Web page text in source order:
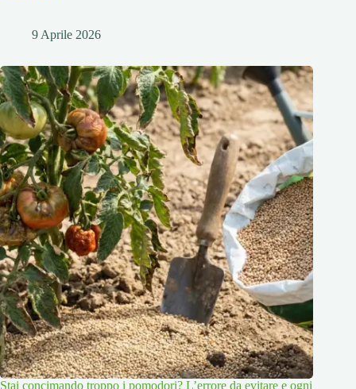
9 Aprile 2026
Stai concimando troppo i pomodori? L’errore da evitare e ogni